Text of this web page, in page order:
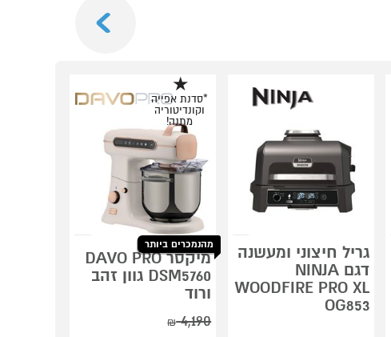
גריל חיצוני ומעשנה
דגם NINJA
WOODFIRE PRO XL
OG853
*סדנת אפייה
וקונדיטוריה
מתנה!
מהנמכרים ביותר
מיקסר DAVO PRO
DSM5760 גוון זהב
ורוד
4,190
₪